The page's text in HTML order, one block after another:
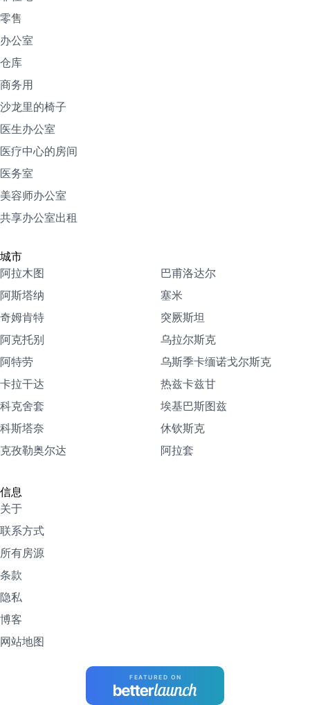
零售
办公室
仓库
商务用
沙龙里的椅子
医生办公室
医疗中心的房间
医务室
美容师办公室
共享办公室出租
城市
阿拉木图
阿斯塔纳
奇姆肯特
阿克托别
阿特劳
卡拉干达
科克舍套
科斯塔奈
克孜勒奥尔达
巴甫洛达尔
塞米
突厥斯坦
乌拉尔斯克
乌斯季卡缅诺戈尔斯克
热兹卡兹甘
埃基巴斯图兹
休钦斯克
阿拉套
信息
关于
联系方式
所有房源
条款
隐私
博客
网站地图